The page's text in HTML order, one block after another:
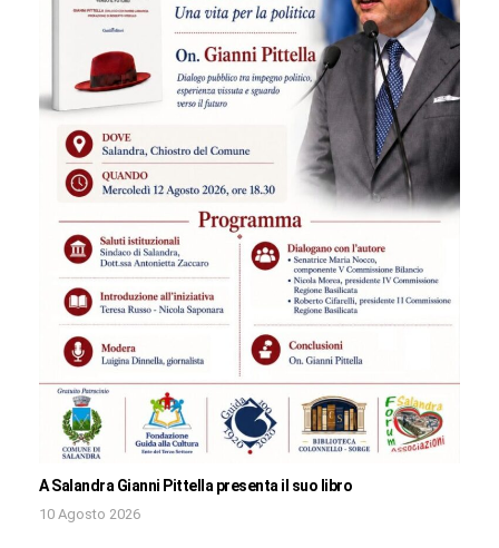
A Salandra Gianni Pittella presenta il suo libro
10 Agosto 2026